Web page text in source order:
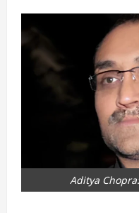
Aditya Chopra: